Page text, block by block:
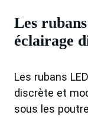
Les
éclairage
Les rubans
discrète et
sous les